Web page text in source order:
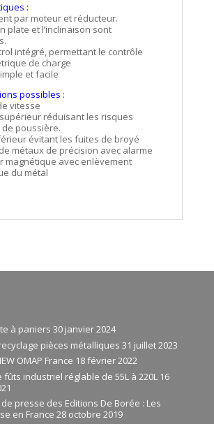
:
par moteur et réducteur.
plate et l’inclinaison sont
intégré, permettant le contrôle
de charge
et facile
possibles :
vitesse
réduisant les risques
de poussière.
évitant les fuites de broyé
métaux de précision avec alarme
magnétique avec enlèvement
du métal
à paniers 30 janvier 2024
pièces métalliques 31 juillet 2023
OMAP France 18 février 2022
industriel réglable de 55L à 220L 16
presse des Editions De Borée : Les
en France 28 octobre 2019